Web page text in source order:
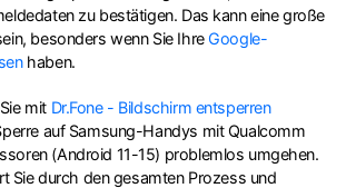
zu bestätigen. Das kann eine große
besonders wenn Sie IhreGoogle-
haben.
mit Dr.Fone - Bildschirm entsperren
auf Samsung-Handys mit Qualcomm
(Android 11-15) problemlos umgehen.
Sie durch den gesamten Prozess und